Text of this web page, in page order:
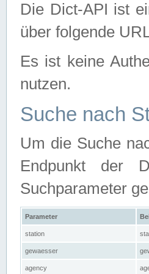
Die Dict-API ist
über folgende
Es ist keine
nutzen.
Suche nach
Um die Suche
Endpunkt der
Suchparameter
Parameter
station
gewaesser
agency